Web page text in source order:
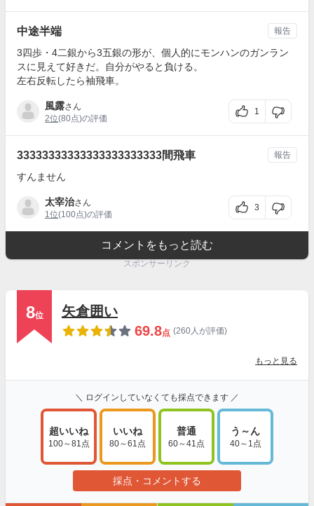
中途半端
3四歩・4二銀から3五銀の形が、個人的にモンハンのガンラン
スに見えて好きだ。自分がやると負ける。
左右反転したら袖飛車。
風露さん
2位(80点)の評価
1
報告
33333333333333333333333間飛車
すんません
太宰治さん
1位(100点)の評価
3
報告
コメントをもっと読む
スポンサーリンク
8位
矢倉囲い
69.8点 (260人が評価)
もっと見る
＼ ログインしていなくても採点できます ／
超いいね
100～81点
いいね
80～61点
普通
60～41点
う～ん
40～1点
採点・コメントする